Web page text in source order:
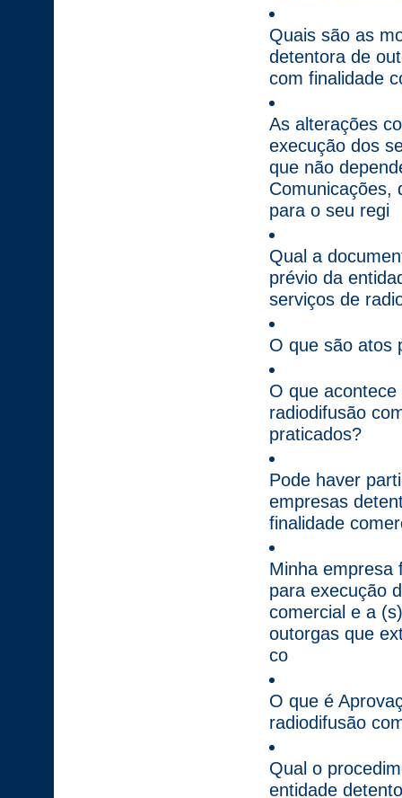
Quais são as
detentora de
com finalidade
As alterações
execução dos
que não
Comunicações,
para o seu regi
Qual a
prévio da
serviços de
O que são atos
O que
radiodifusão
praticados?
Pode haver
empresas
finalidade
Minha empresa
para execução
comercial e a
outorgas que
co
O que é
radiodifusão
Qual o
entidade